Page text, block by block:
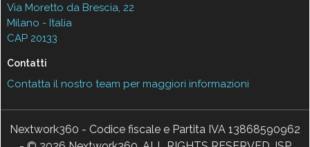
Via Moretto da Brescia, 22
Milano - Italia
CAP 20133
Contatti
Contatta il nostro team per maggiori informazioni
Nextwork360 - Codice fiscale e Partita IVA 13868590962